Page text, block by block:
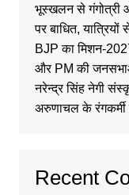
भूस्खलन से गंगोत्री
पर बाधित,
BJP का मिशन-
और PM की
नरेन्द्र सिंह नेगी
अरुणाचल के रंगकर्मी
Recent